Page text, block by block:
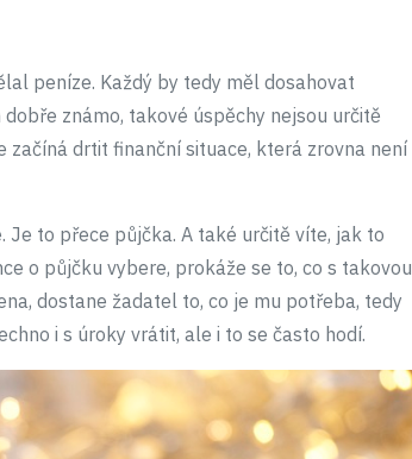
peníze. Každý by tedy měl dosahovat
známo, takové úspěchy nejsou určitě
drtit finanční situace, která zrovna není
Je to přece půjčka. A také určitě víte, jak to
o půjčku vybere, prokáže se to, co s takovou
dostane žadatel to, co je mu potřeba, tedy
i s úroky vrátit, ale i to se často hodí.